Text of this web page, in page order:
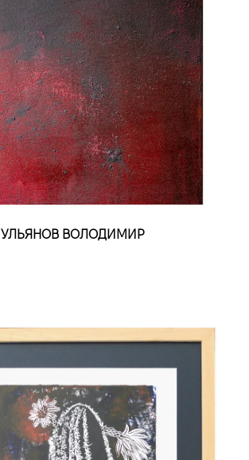
УЛЬЯНОВ ВОЛОДИМИР